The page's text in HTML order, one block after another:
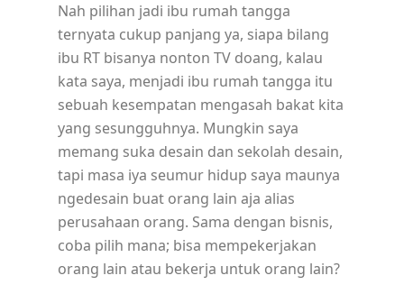
Nah pilihan jadi ibu rumah tangga
ternyata cukup panjang ya, siapa bilang
ibu RT bisanya nonton TV doang, kalau
kata saya, menjadi ibu rumah tangga itu
sebuah kesempatan mengasah bakat kita
yang sesungguhnya. Mungkin saya
memang suka desain dan sekolah desain,
tapi masa iya seumur hidup saya maunya
ngedesain buat orang lain aja alias
perusahaan orang. Sama dengan bisnis,
coba pilih mana; bisa mempekerjakan
orang lain atau bekerja untuk orang lain?